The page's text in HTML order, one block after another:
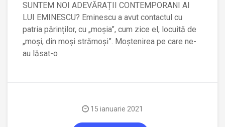
SUNTEM NOI ADEVĂRAȚII CONTEMPORANI AI
LUI EMINESCU? Eminescu a avut contactul cu
patria părinților, cu „moșia”, cum zice el, locuită de
„moși, din moși strămoși”. Moștenirea pe care ne-
au lăsat-o
15 ianuarie 2021